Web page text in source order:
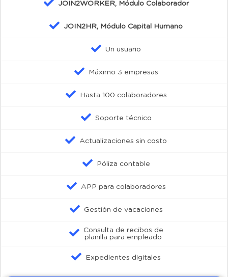
JOIN2WORKER, Módulo Colaborador
JOIN2HR, Módulo Capital Humano
Un usuario
Máximo 3 empresas
Hasta 100 colaboradores
Soporte técnico
Actualizaciones sin costo
Póliza contable
APP para colaboradores
Gestión de vacaciones
Consulta de recibos de
planilla para empleado
Expedientes digitales